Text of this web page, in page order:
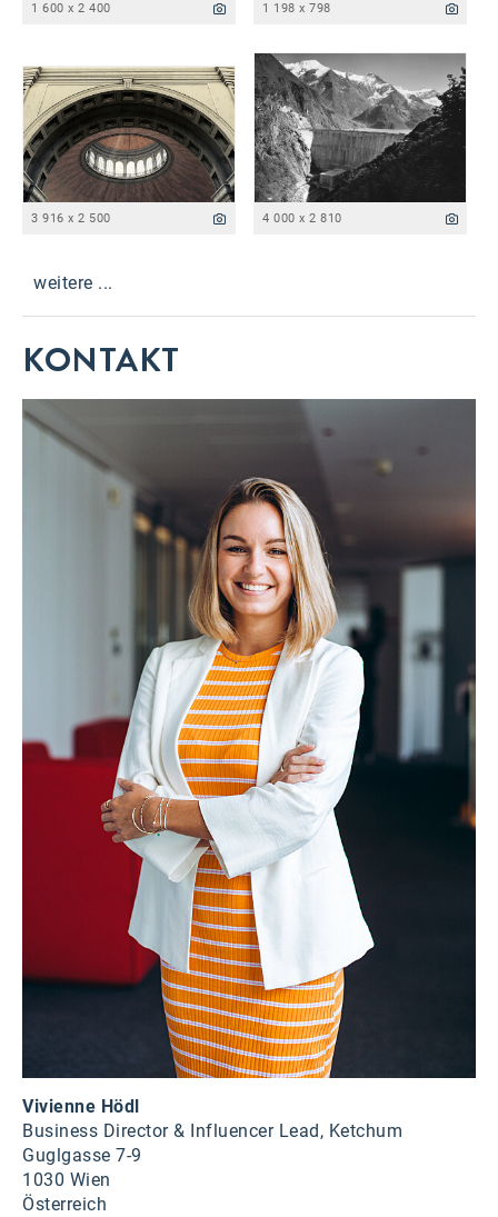
1 600 x 2 400 1 198 x 798
3 916 x 2 500 4 000 x 2 810
weitere ...
KONTAKT
Vivienne Hödl
Business Director & Influencer Lead, Ketchum
Guglgasse 7-9
1030 Wien
Österreich